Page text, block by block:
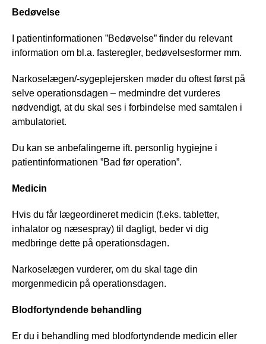
Bedøvelse
I patientinformationen ”Bedøvelse” finder du relevant
information om bl.a. fasteregler, bedøvelsesformer mm.
Narkoselægen/-sygeplejersken møder du oftest først på
selve operationsdagen – medmindre det vurderes
nødvendigt, at du skal ses i forbindelse med samtalen i
ambulatoriet.
Du kan se anbefalingerne ift. personlig hygiejne i
patientinformationen ”Bad før operation”.
Medicin
Hvis du får lægeordineret medicin (f.eks. tabletter,
inhalator og næsespray) til dagligt, beder vi dig
medbringe dette på operationsdagen.
Narkoselægen vurderer, om du skal tage din
morgenmedicin på operationsdagen.
Blodfortyndende behandling
Er du i behandling med blodfortyndende medicin eller